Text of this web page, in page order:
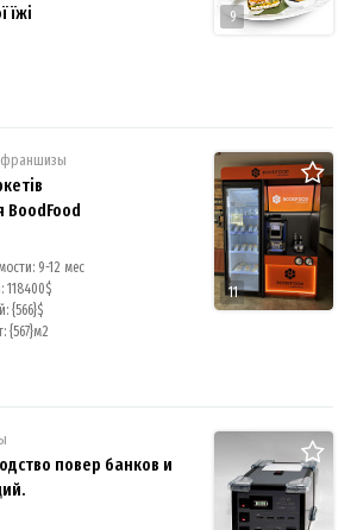
9
їжі
11
BoodFood
9-12 мес
118400$
{566}$
{567}м2
повер банков и